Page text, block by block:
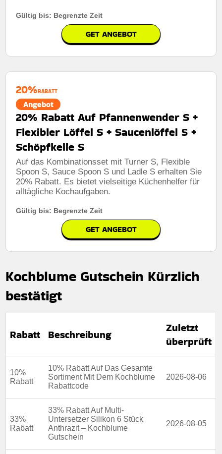
Gültig bis: Begrenzte Zeit
GET ANGEBOT
20%RABATT
Angebot
20% Rabatt Auf Pfannenwender S +
Flexibler Löffel S + Saucenlöffel S +
Schöpfkelle S
Auf das Kombinationsset mit Turner S, Flexible
Spoon S, Sauce Spoon S und Ladle S erhalten Sie
20% Rabatt. Es bietet vielseitige Küchenhelfer für
alltägliche Kochaufgaben.
Gültig bis: Begrenzte Zeit
GET ANGEBOT
Kochblume Gutschein Kürzlich
bestätigt
Rabatt Beschreibung
Zuletzt
überprüft
10%
Rabatt
10% Rabatt Auf Das Gesamte
Sortiment Mit Dem Kochblume
Rabattcode
2026-08-06
33%
Rabatt
33% Rabatt Auf Multi-
Untersetzer Silikon 6 Stück
Anthrazit – Kochblume
Gutschein
2026-08-05